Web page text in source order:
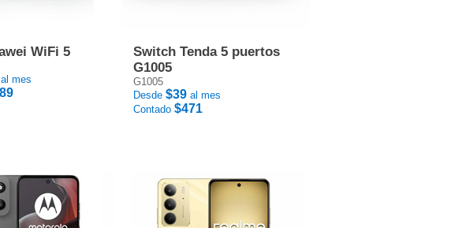
WiFi 5
al mes
Switch Tenda 5 puertos
G1005
G1005
Desde $39 al mes
Contado $471